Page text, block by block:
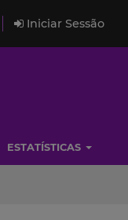
Iniciar Sessão
ESTATÍSTICAS